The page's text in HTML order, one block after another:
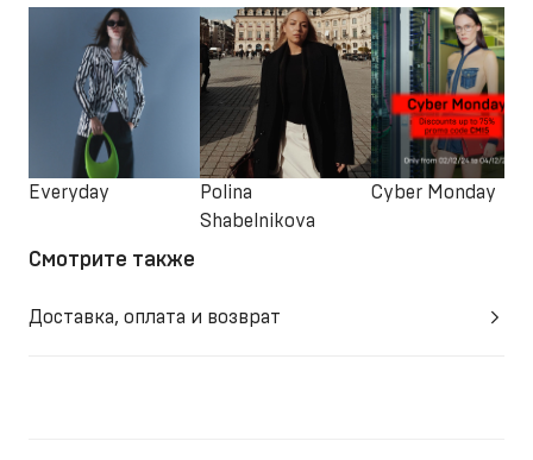
Everyday
Polina
Shabelnikova
Cyber Monday
Смотрите также
Доставка, оплата и возврат